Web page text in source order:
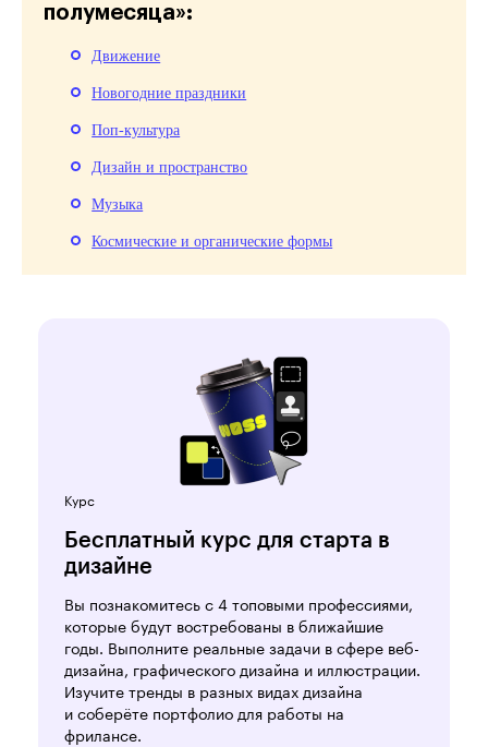
полумесяца»:
Движение
Новогодние праздники
Поп-культура
Дизайн и пространство
Музыка
Космические и органические формы
Курс
Бесплатный курс для старта в
дизайне
Вы познакомитесь с 4 топовыми профессиями,
которые будут востребованы в ближайшие
годы. Выполните реальные задачи в сфере веб-
дизайна, графического дизайна и иллюстрации.
Изучите тренды в разных видах дизайна
и соберёте портфолио для работы на
фрилансе.